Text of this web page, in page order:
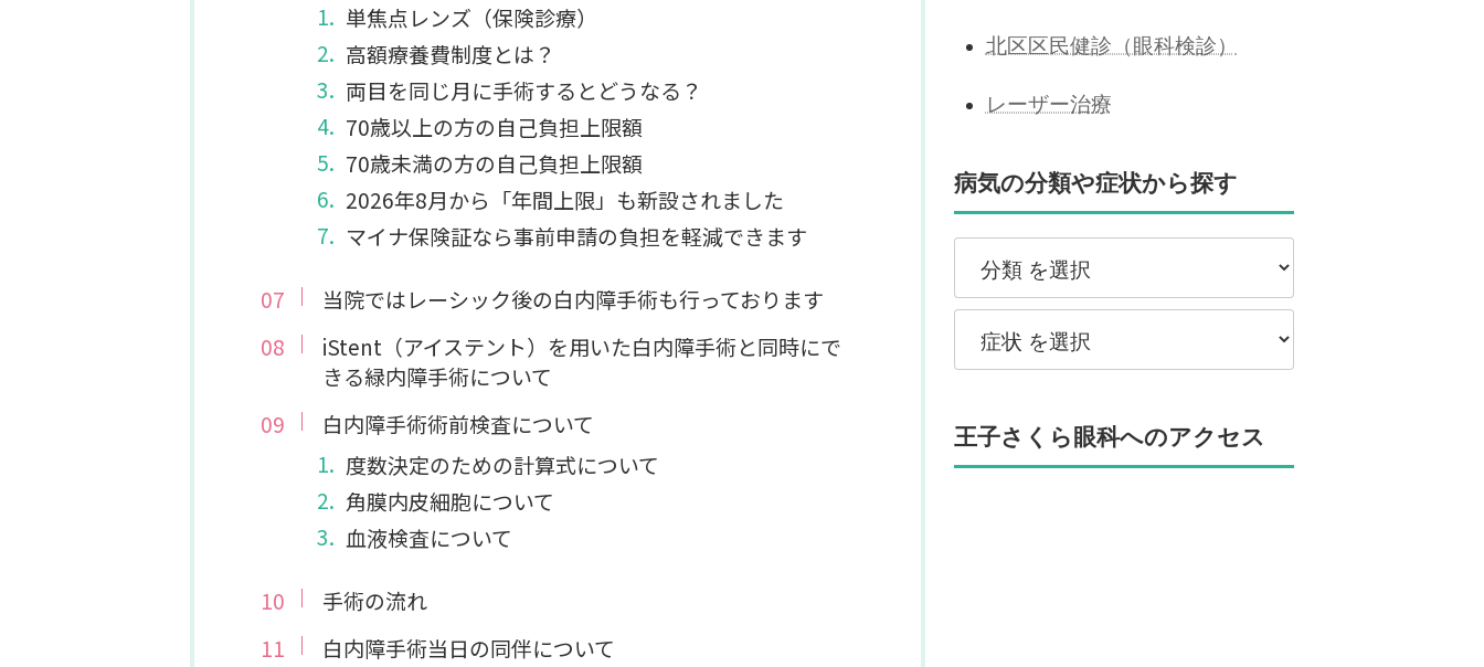
単焦点レンズ（保険診療）
高額療養費制度とは？
両目を同じ月に手術するとどうなる？
70歳以上の方の自己負担上限額
70歳未満の方の自己負担上限額
2026年8月から「年間上限」も新設されました
マイナ保険証なら事前申請の負担を軽減できます
当院ではレーシック後の白内障手術も行っております
iStent（アイステント）を用いた白内障手術と同時にで
きる緑内障手術について
白内障手術術前検査について
度数決定のための計算式について
角膜内皮細胞について
血液検査について
手術の流れ
白内障手術当日の同伴について
北区区民健診（眼科検診）
レーザー治療
病気の分類や症状から探す
王子さくら眼科へのアクセス